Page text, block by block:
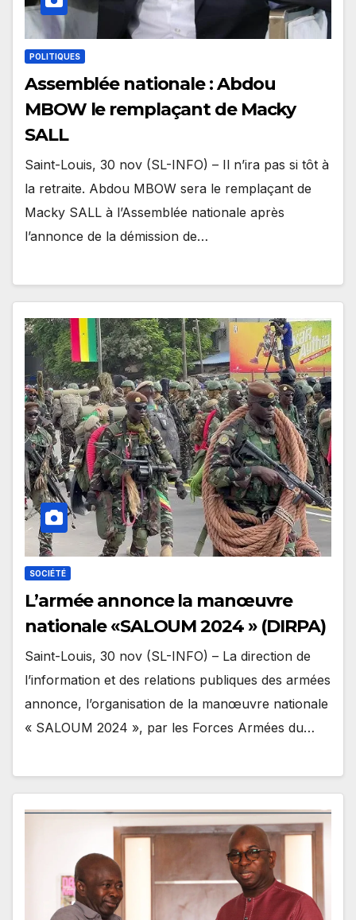
POLITIQUES
Assemblée nationale : Abdou
MBOW le remplaçant de Macky
SALL
Saint-Louis, 30 nov (SL-INFO) – Il n’ira pas si tôt à
la retraite. Abdou MBOW sera le remplaçant de
Macky SALL à l’Assemblée nationale après
l’annonce de la démission de…
SOCIÉTÉ
L’armée annonce la manœuvre
nationale «SALOUM 2024 » (DIRPA)
Saint-Louis, 30 nov (SL-INFO) – La direction de
l’information et des relations publiques des armées
annonce, l’organisation de la manœuvre nationale
« SALOUM 2024 », par les Forces Armées du…